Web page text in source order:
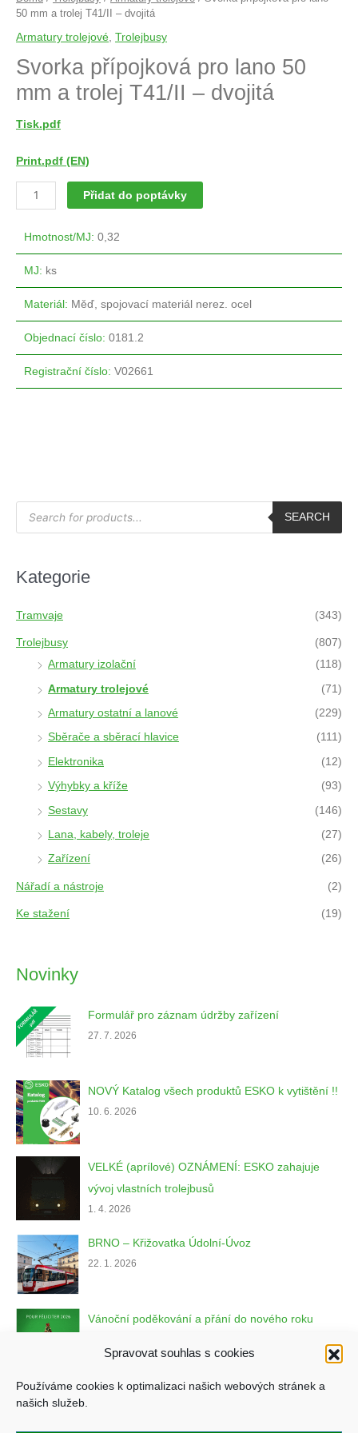
Spravovat souhlas s cookies
Používáme cookies k optimalizaci našich webových stránek a
našich služeb.
50 mm a trolej T41/II – dvojitá
Armatury trolejové Trolejbusy
Svorka přípojková pro lano 50
mm a trolej T41/II – dvojitá
Tisk.pdf
Print.pdf (EN)
Přidat do poptávky
Hmotnost/MJ: 0,32
MJ: ks
Materiál: Měď, spojovací materiál nerez. ocel
Objednací číslo: 0181.2
Registrační číslo: V02661
P
d
s
a
r
h
SEARCH
Kategorie
Tramvaje (343)
Trolejbusy
(807)
Armatury izolační
(118)
Armatury trolejové (71)
Armatury ostatní a lanové (229)
Sběrače a sběrací hlavice (111)
Elektronika (12)
Výhybky a kříže (93)
Sestavy (146)
Lana, kabely, troleje (27)
Zařízení (26)
Nářadí a nástroje (2)
Ke stažení (19)
Novinky
Formulář pro záznam údržby zařízení
27. 7. 2026
NOVÝ Katalog všech produktů ESKO k vytištění !!
10. 6. 2026
VELKÉ (aprílové) OZNÁMENÍ: ESKO zahajuje
vývoj vlastních trolejbusů
1. 4. 2026
BRNO – Křižovatka Údolní-Úvoz
22. 1. 2026
Vánoční poděkování a přání do nového roku